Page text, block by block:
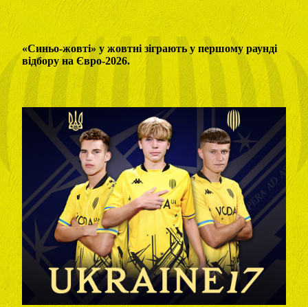
«Синьо-жовті» у жовтні зіграють у першому раунді
відбору на Євро-2026.